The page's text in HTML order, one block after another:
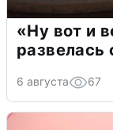
«Ну вот и
6 августа 67